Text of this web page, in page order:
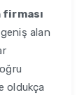
firması
alan
oldukça